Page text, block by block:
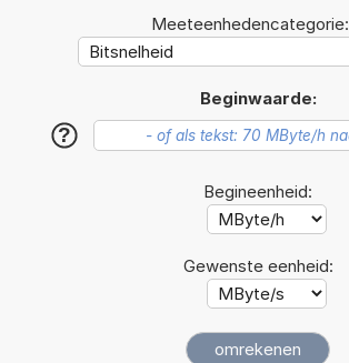
Meeteenhedencategorie:
Beginwaarde:
?
Begineenheid:
Gewenste eenheid: